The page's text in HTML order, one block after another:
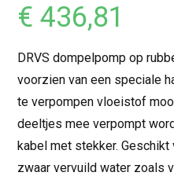
€ 436,81
DRVS dompelpomp op
voorzien van een speciale
te verpompen vloeistof
deeltjes mee verpompt
kabel met stekker.
zwaar vervuild water zoals